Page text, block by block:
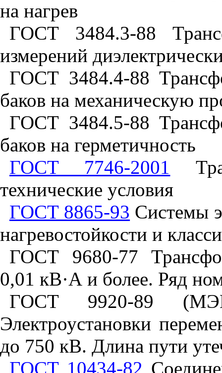
на нагрев
ГОСТ 3484.3-88
измерений
ГОСТ 3484.4-88
баков на механическую
ГОСТ 3484.5-88
баков на герметичность
ГОСТ 7746-2001
технические условия
ГОСТ 8865-93 Системы
нагревостойкости и
ГОСТ 9680-77
0,01 кВ·А и более. Ряд
ГОСТ 9920-89
Электроустановки
до 750 кВ. Длина пути
ГОСТ 10434-82